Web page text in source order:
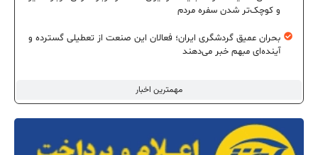
مهمترین اخبار
و کوچک‌تر شدن سفره مردم
بحران عمیق گردشگری ایران؛ فعالان این صنعت از تعطیلی گسترده و
آینده‌ای مبهم خبر می‌دهند